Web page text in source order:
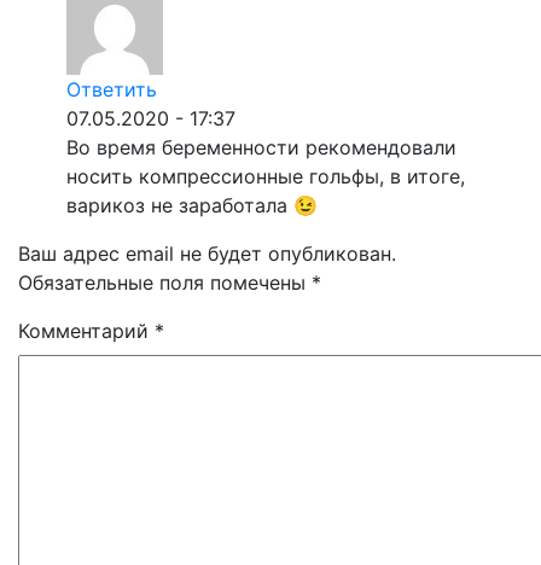
Ответить
07.05.2020 - 17:37
Во время беременности рекомендовали
носить компрессионные гольфы, в итоге,
варикоз не заработала 😉
Ваш адрес email не будет опубликован.
Обязательные поля помечены *
Комментарий *